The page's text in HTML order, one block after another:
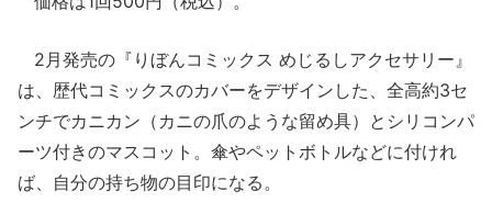
2月発売の『りぼんコミックス めじるしアクセサリー』
は、歴代コミックスのカバーをデザインした、全高約3セ
ンチでカニカン（カニの爪のような留め具）とシリコンパ
ーツ付きのマスコット。傘やペットボトルなどに付けれ
ば、自分の持ち物の目印になる。